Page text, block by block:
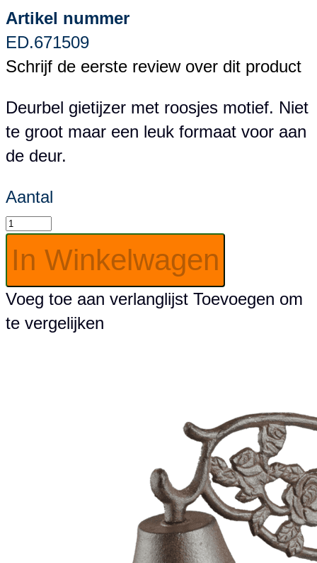
Artikel nummer
ED.671509
Schrijf de eerste review over dit product
Deurbel gietijzer met roosjes motief. Niet
te groot maar een leuk formaat voor aan
de deur.
Aantal
In Winkelwagen
Voeg toe aan verlanglijst Toevoegen om
te vergelijken